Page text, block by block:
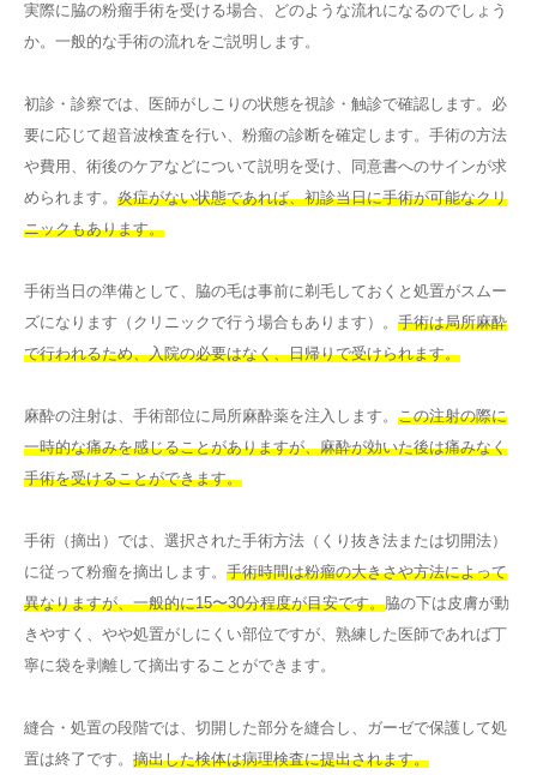
実際に脇の粉瘤手術を受ける場合、どのような流れになるのでしょう
か。一般的な手術の流れをご説明します。
初診・診察では、医師がしこりの状態を視診・触診で確認します。必
要に応じて超音波検査を行い、粉瘤の診断を確定します。手術の方法
や費用、術後のケアなどについて説明を受け、同意書へのサインが求
められます。 炎症がない状態であれば、初診当日に手術が可能なクリ
ニックもあります。
手術当日の準備として、脇の毛は事前に剃毛しておくと処置がスムー
ズになります（クリニックで行う場合もあります）。 手術は局所麻酔
で行われるため、入院の必要はなく、日帰りで受けられます。
麻酔の注射は、手術部位に局所麻酔薬を注入します。 この注射の際に
一時的な痛みを感じることがありますが、麻酔が効いた後は痛みなく
手術を受けることができます。
手術（摘出）では、選択された手術方法（くり抜き法または切開法）
に従って粉瘤を摘出します。 手術時間は粉瘤の大きさや方法によって
異なりますが、一般的に15〜30分程度が目安です。脇の下は皮膚が動
きやすく、やや処置がしにくい部位ですが、熟練した医師であれば丁
寧に袋を剥離して摘出することができます。
縫合・処置の段階では、切開した部分を縫合し、ガーゼで保護して処
置は終了です。 摘出した検体は病理検査に提出されます。